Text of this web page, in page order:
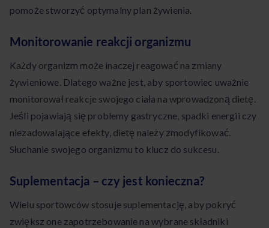
pomoże stworzyć optymalny plan żywienia.
Monitorowanie reakcji organizmu
Każdy organizm może inaczej reagować na zmiany
żywieniowe. Dlatego ważne jest, aby sportowiec uważnie
monitorował reakcje swojego ciała na wprowadzoną dietę.
Jeśli pojawiają się problemy gastryczne, spadki energii czy
niezadowalające efekty, dietę należy zmodyfikować.
Słuchanie swojego organizmu to klucz do sukcesu.
Suplementacja – czy jest konieczna?
Wielu sportowców stosuje suplementację, aby pokryć
zwiększ one zapotrzebowanie na wybrane składniki